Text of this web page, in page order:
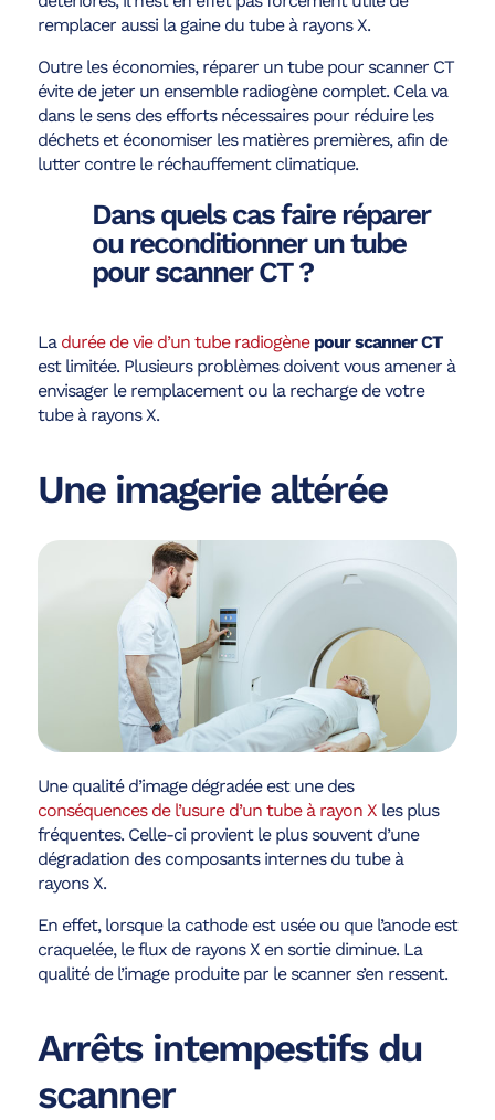
remplacer aussi la gaine du tube à rayons X.
Outre les économies, réparer un tube pour scanner CT
évite de jeter un ensemble radiogène complet. Cela va
dans le sens des efforts nécessaires pour réduire les
déchets et économiser les matières premières, afin de
lutter contre le réchauffement climatique.
Dans quels cas faire réparer
ou reconditionner un tube
pour scanner CT ?
La durée de vie d’un tube radiogènepour scanner CT
est limitée. Plusieurs problèmes doivent vous amener à
envisager le remplacement ou la recharge de votre
tube à rayons X.
Une imagerie altérée
Une qualité d’image dégradée est une des
conséquences de l’usure d’un tube à rayon Xles plus
fréquentes. Celle-ci provient le plus souvent d’une
dégradation des composants internes du tube à
rayons X.
En effet, lorsque la cathode est usée ou que l’anode est
craquelée, le flux de rayons X en sortie diminue. La
qualité de l’image produite par le scanner s’en ressent.
Arrêts intempestifs du
scanner